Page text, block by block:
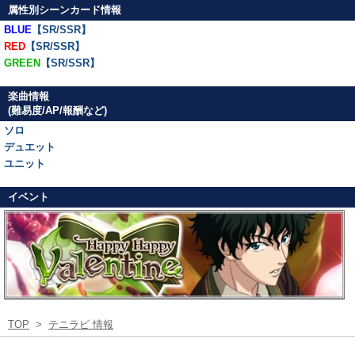
属性別シーンカード情報
BLUE 【SR/SSR】
RED 【SR/SSR】
GREEN 【SR/SSR】
楽曲情報
(難易度/AP/報酬など)
ソロ
デュエット
ユニット
イベント
TOP > テニラビ 情報